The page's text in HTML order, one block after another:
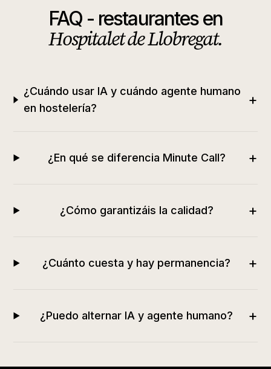
FAQ - restaurantesen
Hospitalet de Llobregat.
¿Cuándo usar IA y cuándo agente humano
en hostelería?
+
¿En qué se diferencia Minute Call? +
¿Cómo garantizáis la calidad? +
¿Cuánto cuesta y hay permanencia? +
¿Puedo alternar IA y agente humano? +